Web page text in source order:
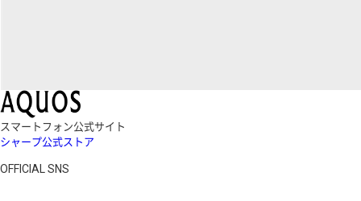
スマートフォン公式サイト
シャープ公式ストア
OFFICIAL SNS